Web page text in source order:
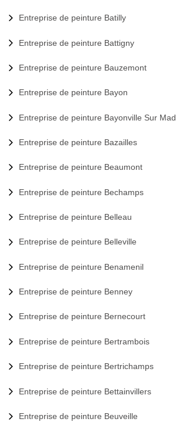
Entreprise de peinture Batilly
Entreprise de peinture Battigny
Entreprise de peinture Bauzemont
Entreprise de peinture Bayon
Entreprise de peinture Bayonville Sur Mad
Entreprise de peinture Bazailles
Entreprise de peinture Beaumont
Entreprise de peinture Bechamps
Entreprise de peinture Belleau
Entreprise de peinture Belleville
Entreprise de peinture Benamenil
Entreprise de peinture Benney
Entreprise de peinture Bernecourt
Entreprise de peinture Bertrambois
Entreprise de peinture Bertrichamps
Entreprise de peinture Bettainvillers
Entreprise de peinture Beuveille